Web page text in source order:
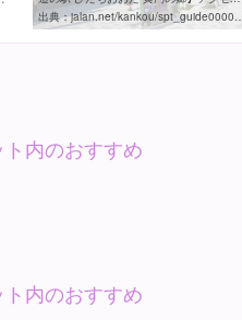
出典：jalan.net/kankou/spt_guide000000186063
ト内のおすすめ
ト内のおすすめ